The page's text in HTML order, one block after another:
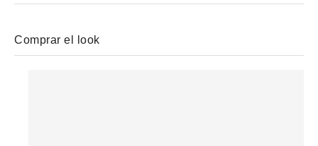
Comprar el look